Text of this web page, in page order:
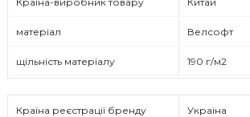
матеріал Велсофт
щільність матеріалу 190 г/м2
Країна реєстрації бренду Україна